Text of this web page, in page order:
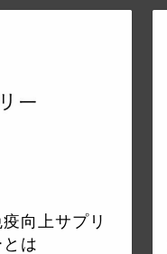
向上サプリ
は